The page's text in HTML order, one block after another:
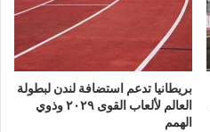
بريطانيا تدعم استضافة لندن لبطولة
العالم لألعاب القوى ٢٠٢٩ وذوي
الهمم